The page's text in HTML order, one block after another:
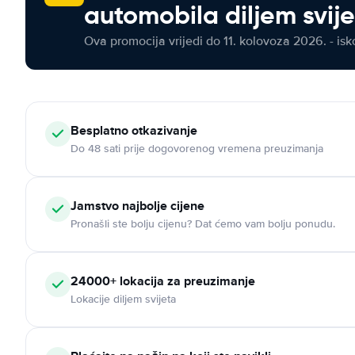
automobila diljem
Ova promocija vrijedi do 11. kolovoza 2026. -
Besplatno otkazivanje
Do 48 sati prije dogovorenog vremena preuzimanja
Jamstvo najbolje cijene
Pronašli ste bolju cijenu? Dat ćemo vam bolju ponudu.
24000+ lokacija za preuzimanje
Lokacije diljem svijeta